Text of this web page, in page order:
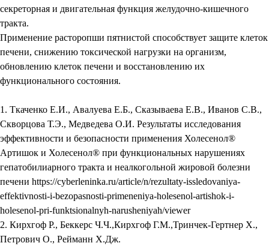
секреторная и двигательная функция желудочно-кишечного
тракта.
Применение расторопши пятнистой способствует защите клеток
печени, снижению токсической нагрузки на организм,
обновлению клеток печени и восстановлению их
функционального состояния.
1. Ткаченко Е.И., Авалуева Е.Б., Сказываева Е.В., Иванов С.В.,
Скворцова Т.Э., Медведева О.И. Результаты исследования
эффективности и безопасности применения Холесенол®
Артишок и Холесенол® при функциональных нарушениях
гепатобилиарного тракта и неалкогольной жировой болезни
печени https://cyberleninka.ru/article/n/rezultaty-issledovaniya-
effektivnosti-i-bezopasnosti-primeneniya-holesenol-artishok-i-
holesenol-pri-funktsionalnyh-narusheniyah/viewer
2. Кирхгоф Р., Беккерс Ч.Ч.,Кирхгоф Г.М.,Тринчек-Гертнер Х.,
Петрович О., Рейманн Х.Дж.